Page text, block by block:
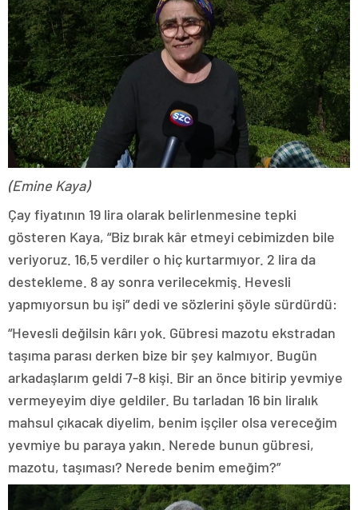
(Emine Kaya)
Çay fiyatının 19 lira olarak belirlenmesine tepki
gösteren Kaya, “Biz bırak kâr etmeyi cebimizden bile
veriyoruz. 16,5 verdiler o hiç kurtarmıyor. 2 lira da
destekleme. 8 ay sonra verilecekmiş. Hevesli
yapmıyorsun bu işi” dedi ve sözlerini şöyle sürdürdü:
“Hevesli değilsin kârı yok. Gübresi mazotu ekstradan
taşıma parası derken bize bir şey kalmıyor. Bugün
arkadaşlarım geldi 7-8 kişi. Bir an önce bitirip yevmiye
vermeyeyim diye geldiler. Bu tarladan 16 bin liralık
mahsul çıkacak diyelim, benim işçiler olsa vereceğim
yevmiye bu paraya yakın. Nerede bunun gübresi,
mazotu, taşıması? Nerede benim emeğim?”